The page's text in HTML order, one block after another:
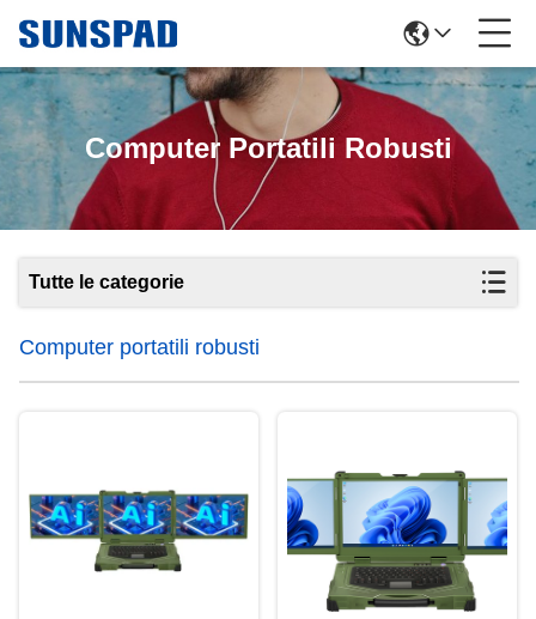
Computer Portatili Robusti
Tutte le categorie
Computer portatili robusti